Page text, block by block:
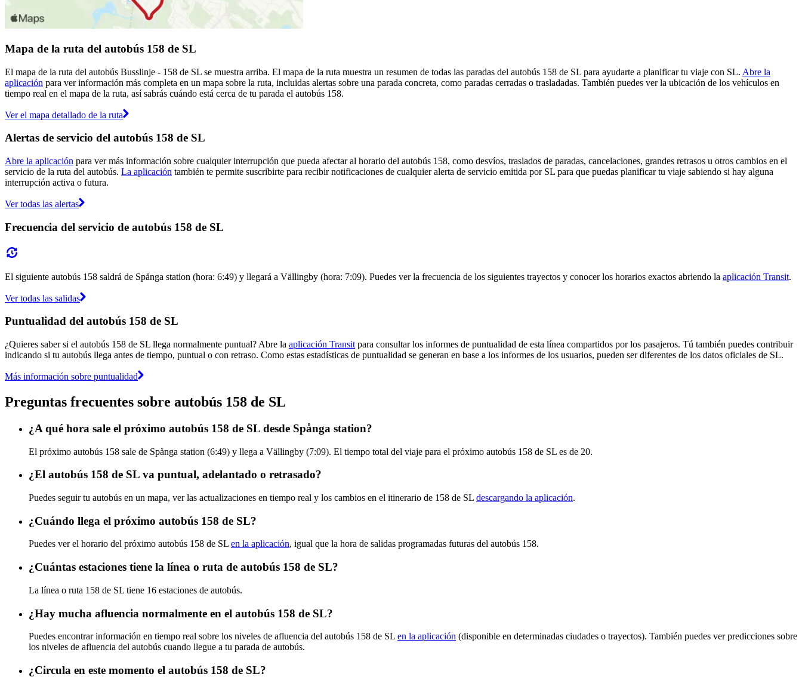
Mapa de la ruta del autobús 158 de SL
El mapa de la ruta del autobús Busslinje - 158 de SL se muestra arriba. El mapa de la ruta muestra un resumen de todas las paradas del autobús 158 de SL para ayudarte a planificar tu viaje con SL. Abre la
aplicación para ver información más completa en un mapa sobre la ruta, incluidas alertas sobre una parada concreta, como paradas cerradas o trasladadas. También puedes ver la ubicación de los vehículos en
tiempo real en el mapa de la ruta, así sabrás cuándo está cerca de tu parada el autobús 158.
Ver el mapa detallado de la ruta
Alertas de servicio del autobús 158 de SL
Abre la aplicación para ver más información sobre cualquier interrupción que pueda afectar al horario del autobús 158, como desvíos, traslados de paradas, cancelaciones, grandes retrasos u otros cambios en el
servicio de la ruta del autobús. La aplicación también te permite suscribirte para recibir notificaciones de cualquier alerta de servicio emitida por SL para que puedas planificar tu viaje sabiendo si hay alguna
interrupción activa o futura.
Ver todas las alertas
Frecuencia del servicio de autobús 158 de SL
El siguiente autobús 158 saldrá de Spånga station (hora: 6:49) y llegará a Vällingby (hora: 7:09). Puedes ver la frecuencia de los siguientes trayectos y conocer los horarios exactos abriendo la aplicación Transit.
Ver todas las salidas
Puntualidad del autobús 158 de SL
¿Quieres saber si el autobús 158 de SL llega normalmente puntual? Abre la aplicación Transit para consultar los informes de puntualidad de esta línea compartidos por los pasajeros. Tú también puedes contribuir
indicando si tu autobús llega antes de tiempo, puntual o con retraso. Como estas estadísticas de puntualidad se generan en base a los informes de los usuarios, pueden ser diferentes de los datos oficiales de SL.
Más información sobre puntualidad
Preguntas frecuentes sobre autobús 158 de SL
¿A qué hora sale el próximo autobús 158 de SL desde Spånga station?
El próximo autobús 158 sale de Spånga station (6:49) y llega a Vällingby (7:09). El tiempo total del viaje para el próximo autobús 158 de SL es de 20.
¿El autobús 158 de SL va puntual, adelantado o retrasado?
Puedes seguir tu autobús en un mapa, ver las actualizaciones en tiempo real y los cambios en el itinerario de 158 de SL descargando la aplicación.
¿Cuándo llega el próximo autobús 158 de SL?
Puedes ver el horario del próximo autobús 158 de SL en la aplicación, igual que la hora de salidas programadas futuras del autobús 158.
¿Cuántas estaciones tiene la línea o ruta de autobús 158 de SL?
La línea o ruta 158 de SL tiene 16 estaciones de autobús.
¿Hay mucha afluencia normalmente en el autobús 158 de SL?
Puedes encontrar información en tiempo real sobre los niveles de afluencia del autobús 158 de SL en la aplicación (disponible en determinadas ciudades o trayectos). También puedes ver predicciones sobre
los niveles de afluencia del autobús cuando llegue a tu parada de autobús.
¿Circula en este momento el autobús 158 de SL?